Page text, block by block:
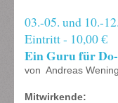
03.-05. und 10.-
Eintritt - 10,00 €
Ein Guru für
von Andreas
Mitwirkende: